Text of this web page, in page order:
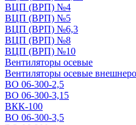
ВЦП (ВРП) №4
ВЦП (ВРП) №5
ВЦП (ВРП) №6,3
ВЦП (ВРП) №8
ВЦП (ВРП) №10
Вентиляторы осевые
Вентиляторы осевые
ВО 06-300-2,5
ВО 06-300-3,15
ВКК-100
ВО 06-300-3,5